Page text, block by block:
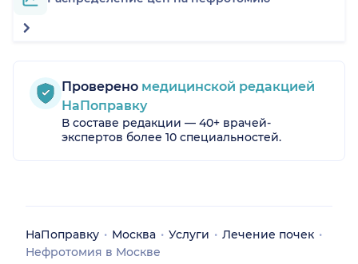
Проверено медицинской редакцией
НаПоправку
В составе редакции — 40+ врачей-
экспертов более 10 специальностей.
НаПоправку Москва Услуги
Лечение почек
Нефротомия в Москве